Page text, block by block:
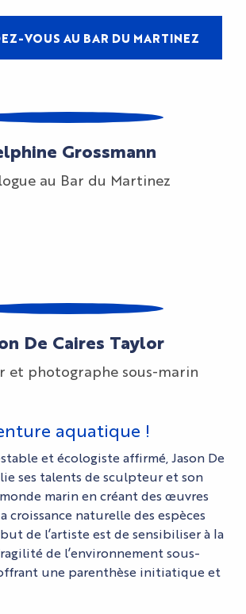
VOUS AU BAR DU MARTINEZ
Grossmann
au Bar du Martinez
De Caires Taylor
et photographe sous-marin
aquatique !
et écologiste affirmé, Jason De
ses talents de sculpteur et son
marin en créant des œuvres
croissance naturelle des espèces
de l’artiste est de sensibiliser à la
de l’environnement sous-
une parenthèse initiatique et